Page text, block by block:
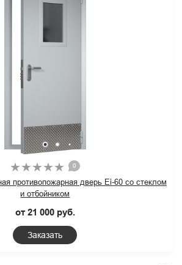
0
противопожарная дверь Ei-60 со стеклом
и отбойником
от 21 000 руб.
Заказать